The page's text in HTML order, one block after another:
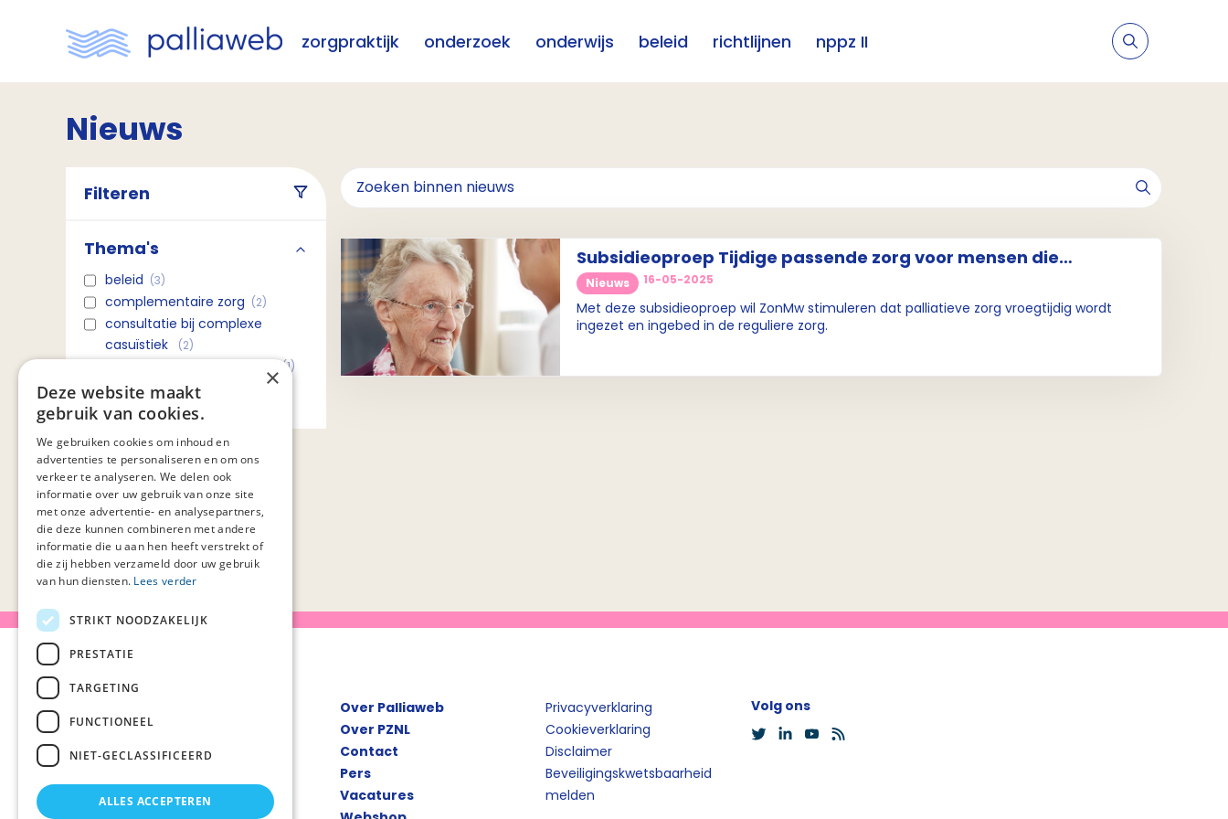
zorgpraktijk onderzoek onderwijs beleid richtlijnen nppz II
Nieuws
Filteren
Thema's
beleid (3)
complementaire zorg (2)
consultatie bij complexe
casuïstiek
(2)
(1)
copd en palliatieve zorg (3)
delier in de palliatieve fase
(2)
hik in de palliatieve fase
hospicezorg (4)
hulpmiddelen palliatieve
zorg (1)
jeuk in de palliatieve fase
kansrijke projecten (1)
kerncijfers palliatieve zorg
ouders (kiezo) (1)
kinderpalliatieve zorg
de patiënt belangrijk?
leren en verbeteren in de
mantelzorg (1)
toon meer
Subsidieoproep Tijdige passende zorg voor mensen die
ongeneeslijk ziek of zeer kwetsbaar zijn
Nieuws 16-05-2025
Met deze subsidieoproep wil ZonMw stimuleren dat palliatieve zorg vroegtijdig wordt
ingezet en ingebed in de reguliere zorg.
Over Palliaweb
Over PZNL
Contact
Pers
Vacatures
Privacyverklaring
Cookieverklaring
Disclaimer
Beveiligingskwetsbaarheid
melden
Volg ons
×
Deze website maakt
gebruik van cookies.
We gebruiken cookies om inhoud en
advertenties te personaliseren en om ons
verkeer te analyseren. We delen ook
informatie over uw gebruik van onze site
met onze advertentie- en analysepartners,
die deze kunnen combineren met andere
informatie die u aan hen heeft verstrekt of
die zij hebben verzameld door uw gebruik
van hun diensten. Lees verder
STRIKT NOODZAKELIJK
PRESTATIE
TARGETING
FUNCTIONEEL
NIET-GECLASSIFICEERD
ALLES ACCEPTEREN